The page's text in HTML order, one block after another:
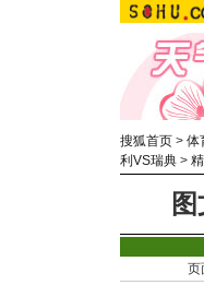
搜狐首页 > 体
利VS瑞典 >
页